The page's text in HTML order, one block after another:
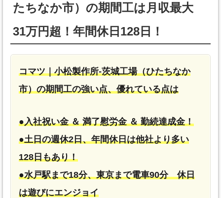
たちなか市）の期間工は月収最大
31万円超！年間休日128日！
コマツ｜小松製作所-茨城工場（ひたちなか
市）の期間工の強い点、優れている点は
●入社祝い金 ＆ 満了慰労金 ＆ 勤続達成金！
●土日の週休2日、年間休日は他社より多い
128日もあり！
●水戸駅まで18分、東京まで電車90分 休日
は遊びにエンジョイ